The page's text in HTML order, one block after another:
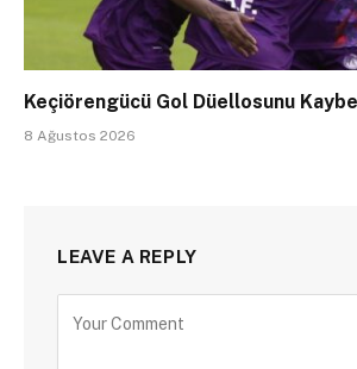
Keçiörengücü Gol Düellosunu
8 Ağustos 2026
LEAVE A REPLY